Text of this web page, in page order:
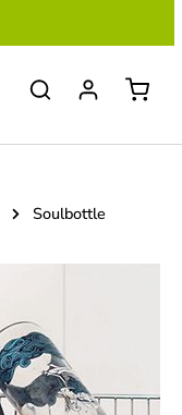
Soulbottle